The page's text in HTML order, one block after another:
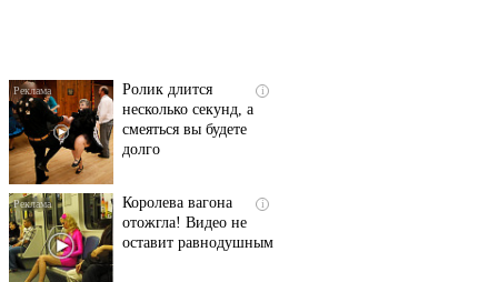
i
Ролик длится
несколько секунд, а
смеяться вы будете
долго
i
Королева вагона
отожгла! Видео не
оставит равнодушным